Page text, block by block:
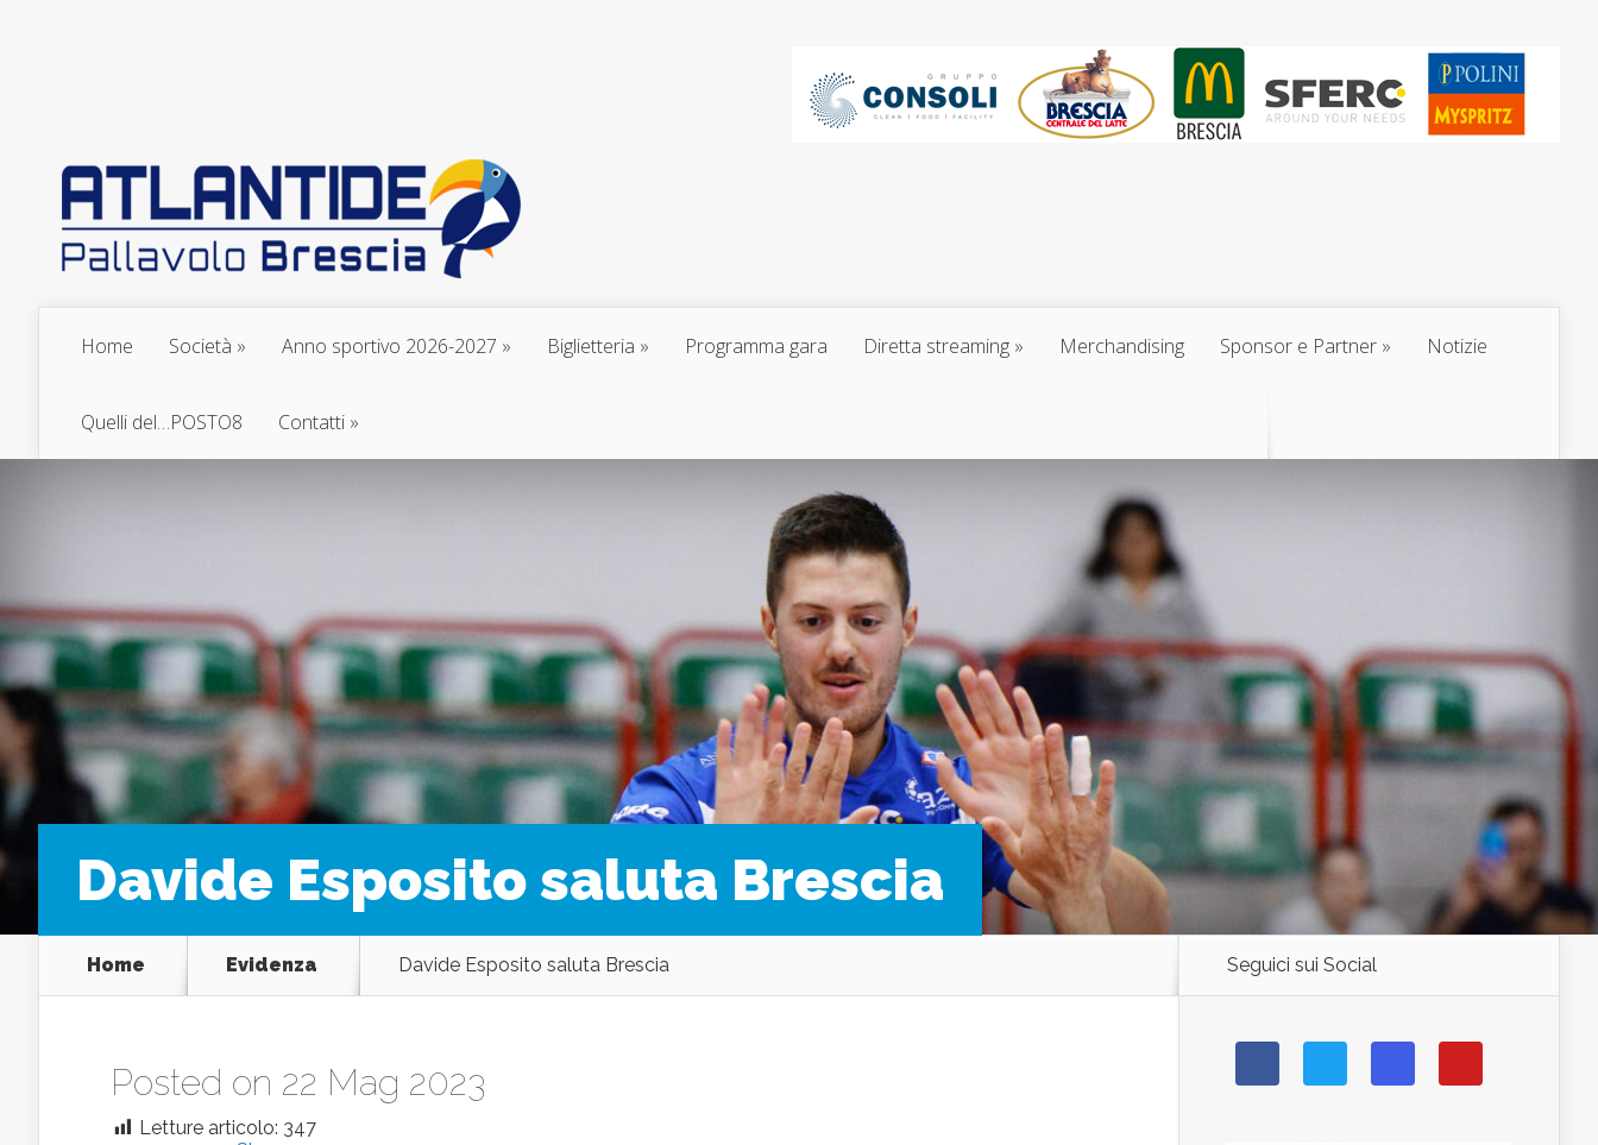
Home Società Anno sportivo 2026-2027 Biglietteria Programma gara Diretta streaming Merchandising Sponsor e Partner Notizie
Quelli del…POSTO8 Contatti
Davide Esposito saluta Brescia
Home Evidenza Davide Esposito saluta Brescia
Posted on 22 Mag 2023
Letture articolo: 347
Seguici sui Social